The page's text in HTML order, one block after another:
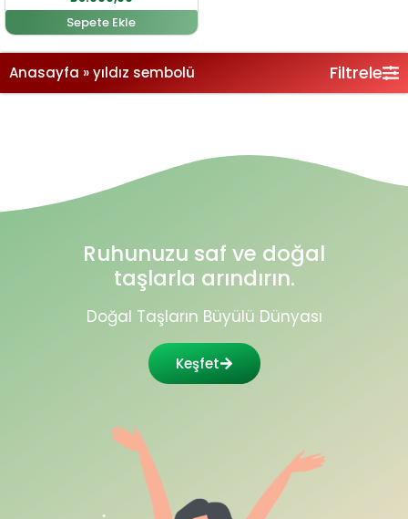
Sepete Ekle
Anasayfa »yıldız sembolü Filtrele
Ruhunuzu saf ve doğal
taşlarla arındırın.
Doğal Taşların Büyülü Dünyası
Keşfet